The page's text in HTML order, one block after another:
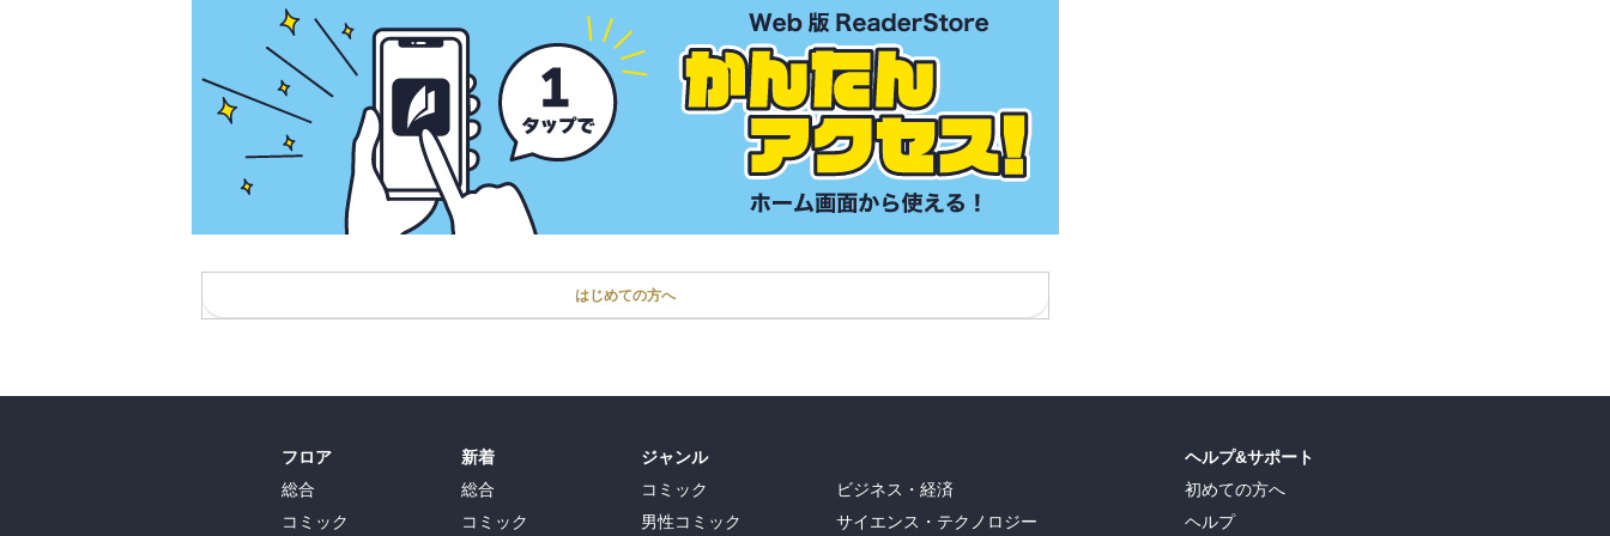
はじめての方へ
フロア
総合
コミック
新着
総合
コミック
ジャンル
コミック
男性コミック
ビジネス・経済
サイエンス・テクノロジー
ヘルプ&サポート
初めての方へ
ヘルプ